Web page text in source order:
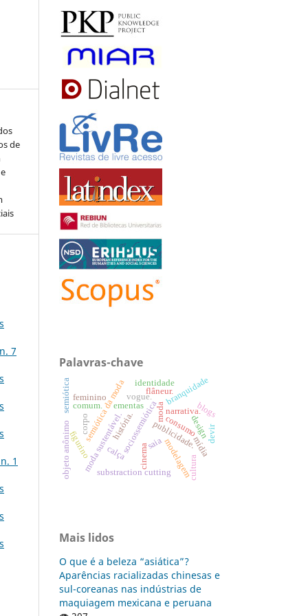
de
7
1
Palavras-chave
ementas moda
história. consumo
cinema
narrativa.
saia
calça
semiótica da modasociossemióticapublicidade.
substraction cuttingmodelagem
moda sustentável. design
corpo
branquidade
feminino vogue.
mídia
blogs
flâneur.
cultura
devir
identidade
figurino
objeto anônimo
semiótica comum.
Mais lidos
O que é a beleza “asiática”?
Aparências racializadas chinesas e
sul-coreanas nas indústrias de
maquiagem mexicana e peruana